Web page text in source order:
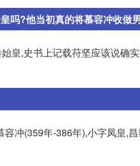
吗?他当初真的将慕容冲收做
皇,史书上记载苻坚应该说确
冲(359年-386年),小字凤皇,